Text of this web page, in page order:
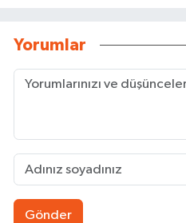
Yorumlar
Gönder